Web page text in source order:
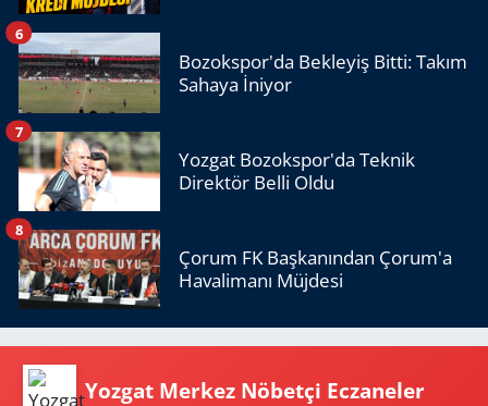
Bozokspor'da Bekleyiş Bitti: Takım
Sahaya İniyor
6
Yozgat Bozokspor'da Teknik
Direktör Belli Oldu
7
Çorum FK Başkanından Çorum'a
Havalimanı Müjdesi
8
Yozgat Merkez Nöbetçi Eczaneler